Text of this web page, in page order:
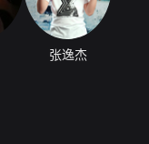
张逸杰